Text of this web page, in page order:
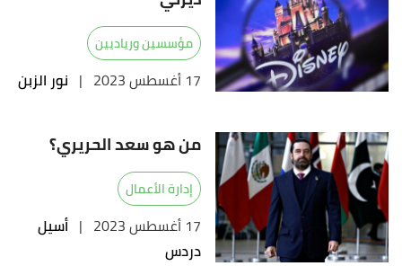
مؤسسين ورياديين
17 أغسطس 2023 | نور الزبن
من هو سعد الحريري؟
إدارة الأعمال
17 أغسطس 2023 | أسيل
دردس